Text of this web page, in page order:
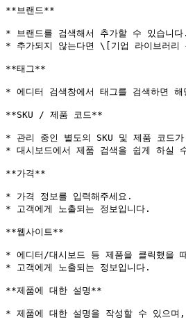
**브랜드**
* 브랜드를 검색해서 추가할 수 있습니다.
* 추가되지 않는다면 \[기업 라이브러리
**태그**
* 에디터 검색창에서 태그를 검색하면
**SKU / 제품 코드**
* 관리 중인 별도의 SKU 및 제품 코드
* 대시보드에서 제품 검색을 쉽게 하실
**가격**
* 가격 정보를 입력해주세요.
* 고객에게 노출되는 정보입니다.
**웹사이트**
* 에디터/대시보드 등 제품을 클릭했을
* 고객에게 노출되는 정보입니다.
**제품에 대한 설명**
* 제품에 대한 설명을 작성할 수 있으며,